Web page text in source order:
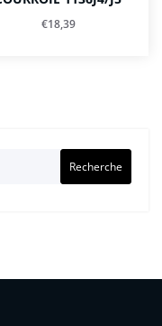
€18,39
Recherche